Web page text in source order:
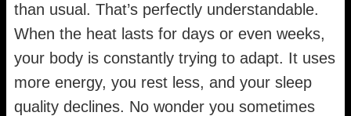
than usual. That’s perfectly understandable.
When the heat lasts for days or even weeks,
your body is constantly trying to adapt. It uses
more energy, you rest less, and your sleep
quality declines. No wonder you sometimes